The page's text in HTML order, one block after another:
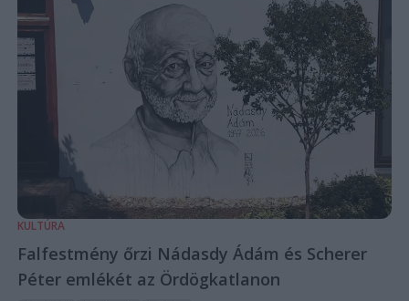
KULTÚRA
Falfestmény őrzi Nádasdy Ádám és Scherer
Péter emlékét az Ördögkatlanon